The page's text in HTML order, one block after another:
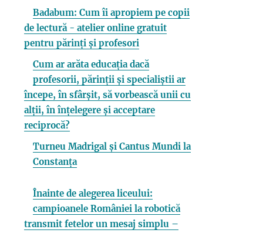
Badabum: Cum îi apropiem pe copii
de lectură - atelier online gratuit
pentru părinți și profesori
Cum ar arăta educația dacă
profesorii, părinții și specialiștii ar
începe, în sfârșit, să vorbească unii cu
alții, în înțelegere și acceptare
reciprocă?
Turneu Madrigal și Cantus Mundi la
Constanța
Înainte de alegerea liceului:
campioanele României la robotică
transmit fetelor un mesaj simplu –